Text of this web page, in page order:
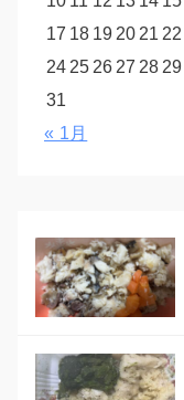
17 18 19202122
24252627 2829
31
« 1月